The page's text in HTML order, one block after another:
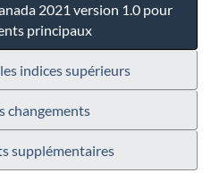
2021 version 1.0 pour
principaux
indices supérieurs
changements
supplémentaires